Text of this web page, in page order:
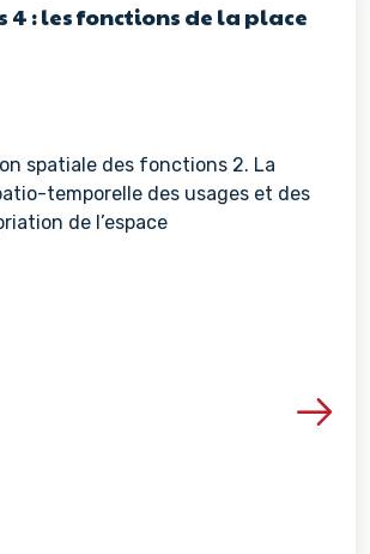
4 : les fonctions de la place
spatiale des fonctions 2. La
temporelle des usages et des
de l’espace
Voir les détails de la